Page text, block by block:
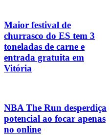
Maior festival de
churrasco do ES tem 3
toneladas de carne e
entrada gratuita em
Vitória
NBA The Run desperdiça
potencial ao focar apenas
no online